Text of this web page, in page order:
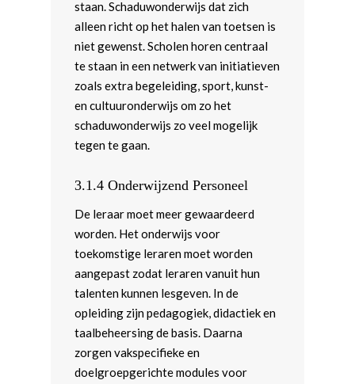
staan. Schaduwonderwijs dat zich
alleen richt op het halen van toetsen is
niet gewenst. Scholen horen centraal
te staan in een netwerk van initiatieven
zoals extra begeleiding, sport, kunst-
en cultuuronderwijs om zo het
schaduwonderwijs zo veel mogelijk
tegen te gaan.
3.1.4 Onderwijzend Personeel
De leraar moet meer gewaardeerd
worden. Het onderwijs voor
toekomstige leraren moet worden
aangepast zodat leraren vanuit hun
talenten kunnen lesgeven. In de
opleiding zijn pedagogiek, didactiek en
taalbeheersing de basis. Daarna
zorgen vakspecifieke en
doelgroepgerichte modules voor